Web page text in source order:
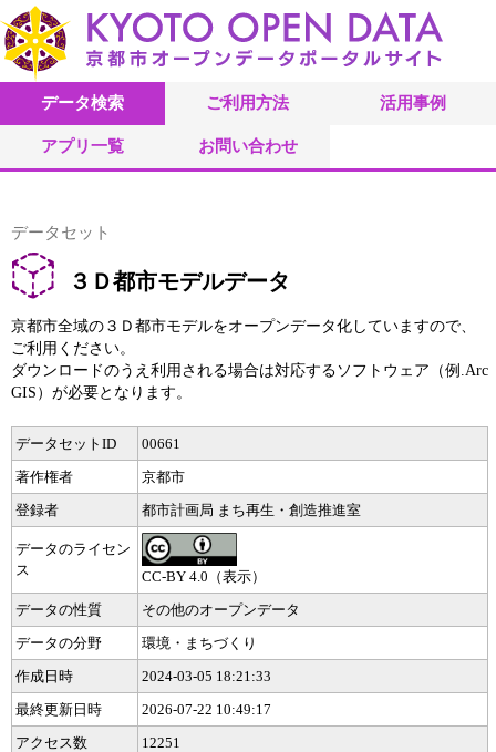
データ検索 ご利用方法 活用事例
アプリ一覧 お問い合わせ
データセット
３Ｄ都市モデルデータ
京都市全域の３Ｄ都市モデルをオープンデータ化していますので、
ご利用ください。
ダウンロードのうえ利用される場合は対応するソフトウェア（例.Arc
GIS）が必要となります。
データセットID
00661
著作権者
京都市
登録者
都市計画局 まち再生・創造推進室
データのライセン
ス
CC-BY 4.0（表示）
データの性質
その他のオープンデータ
データの分野
環境・まちづくり
作成日時
2024-03-05 18:21:33
最終更新日時
2026-07-22 10:49:17
アクセス数
12251